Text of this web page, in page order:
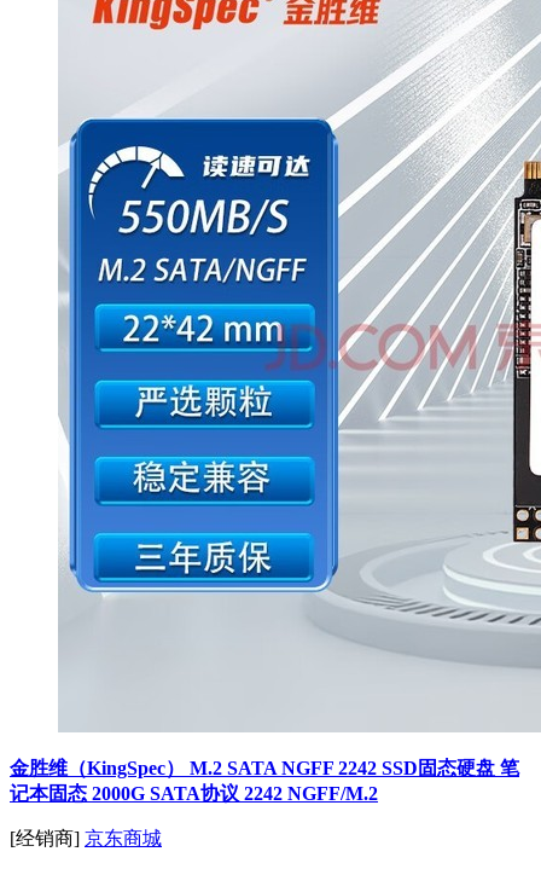
金胜维（KingSpec） M.2 SATA NGFF 2242 SSD固态硬盘 笔
记本固态 2000G SATA协议 2242 NGFF/M.2
[经销商] 京东商城